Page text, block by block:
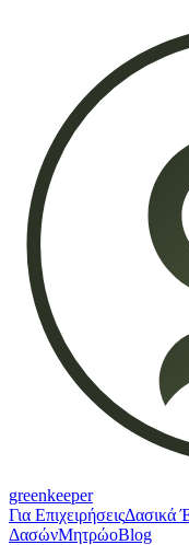
greenkeeper
Για ΕπιχειρήσειςΔασικά
ΔασώνΜητρώοBlog